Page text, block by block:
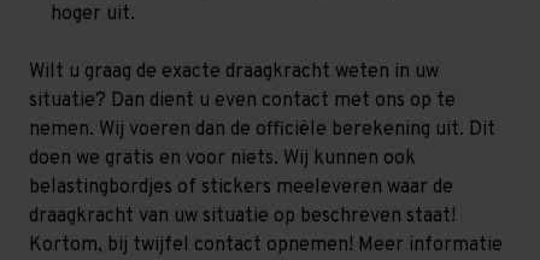
hoger uit.
Wilt u graag de exacte draagkracht weten in uw
situatie? Dan dient u even contact met ons op te
nemen. Wij voeren dan de officiële berekening uit. Dit
doen we gratis en voor niets. Wij kunnen ook
belastingbordjes of stickers meeleveren waar de
draagkracht van uw situatie op beschreven staat!
Kortom, bij twijfel contact opnemen! Meer informatie